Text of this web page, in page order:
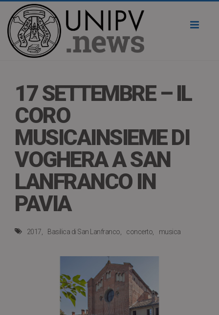
17 SETTEMBRE – IL
CORO
MUSICAINSIEME DI
VOGHERA A SAN
LANFRANCO IN
PAVIA
2017 Basilica di San Lanfranco concerto musica